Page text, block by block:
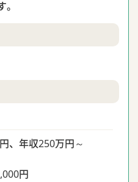
、年収250万円～
円